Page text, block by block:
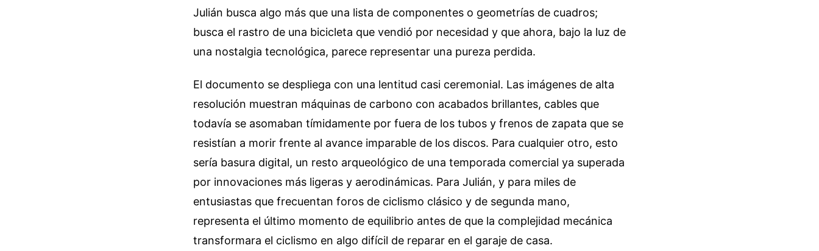
Julián busca algo más que una lista de componentes o geometrías de cuadros;
busca el rastro de una bicicleta que vendió por necesidad y que ahora, bajo la luz de
una nostalgia tecnológica, parece representar una pureza perdida.
El documento se despliega con una lentitud casi ceremonial. Las imágenes de alta
resolución muestran máquinas de carbono con acabados brillantes, cables que
todavía se asomaban tímidamente por fuera de los tubos y frenos de zapata que se
resistían a morir frente al avance imparable de los discos. Para cualquier otro, esto
sería basura digital, un resto arqueológico de una temporada comercial ya superada
por innovaciones más ligeras y aerodinámicas. Para Julián, y para miles de
entusiastas que frecuentan foros de ciclismo clásico y de segunda mano,
representa el último momento de equilibrio antes de que la complejidad mecánica
transformara el ciclismo en algo difícil de reparar en el garaje de casa.